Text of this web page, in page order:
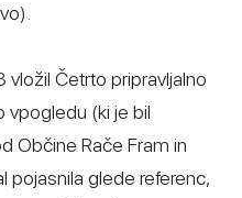
Četrto pripravljalno
vpogledu (ki je bil
Občine Rače Fram in
pojasnila glede referenc,